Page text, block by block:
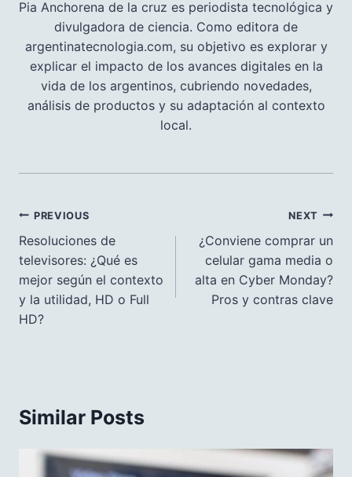
Pia Anchorena de la cruz es periodista tecnológica y
divulgadora de ciencia. Como editora de
argentinatecnologia.com, su objetivo es explorar y
explicar el impacto de los avances digitales en la
vida de los argentinos, cubriendo novedades,
análisis de productos y su adaptación al contexto
local.
Navegación
de
entradas
PREVIOUS
Resoluciones de
televisores: ¿Qué es
mejor según el contexto
y la utilidad, HD o Full
HD?
NEXT
¿Conviene comprar un
celular gama media o
alta en Cyber Monday?
Pros y contras clave
Similar Posts